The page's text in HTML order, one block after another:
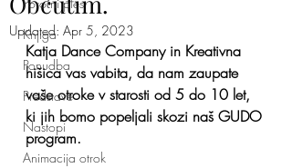
Knjiga
Ponudba
Predstave
Nastopi
Animacija otrok
Updated: Apr 5, 2023
Katja Dance Company in Kreativna
hišica vas vabita, da nam zaupate
vaše otroke v starosti od 5 do 10 let,
ki jih bomo popeljali skozi naš GUDO
program.